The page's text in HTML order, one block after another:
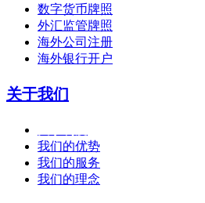
数字货币牌照
外汇监管牌照
海外公司注册
海外银行开户
关于我们
我们的优势
我们的服务
我们的理念